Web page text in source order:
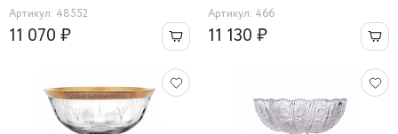
Артикул: 48552
11 070 ₽
Артикул: 466
11 130 ₽